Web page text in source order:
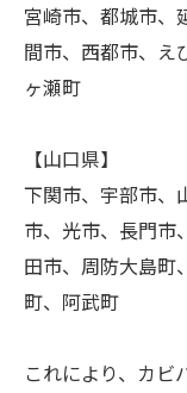
宮崎市、都城市、
間市、西都市、え
ヶ瀬町
【山口県】
下関市、宇部市、
市、光市、長門市
田市、周防大島町
町、阿武町
これにより、カビ